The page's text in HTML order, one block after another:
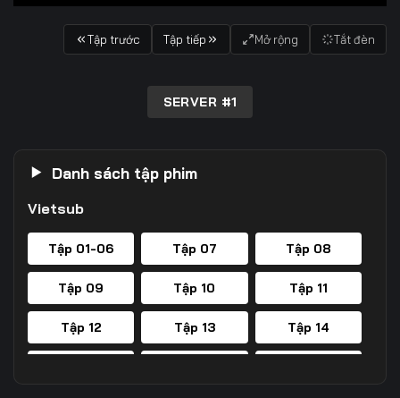
Tập trước Tập tiếp Mở rộng Tắt đèn
SERVER #1
Danh sách tập phim
Vietsub
Tập 01-06 Tập 07 Tập 08
Tập 09 Tập 10 Tập 11
Tập 12 Tập 13 Tập 14